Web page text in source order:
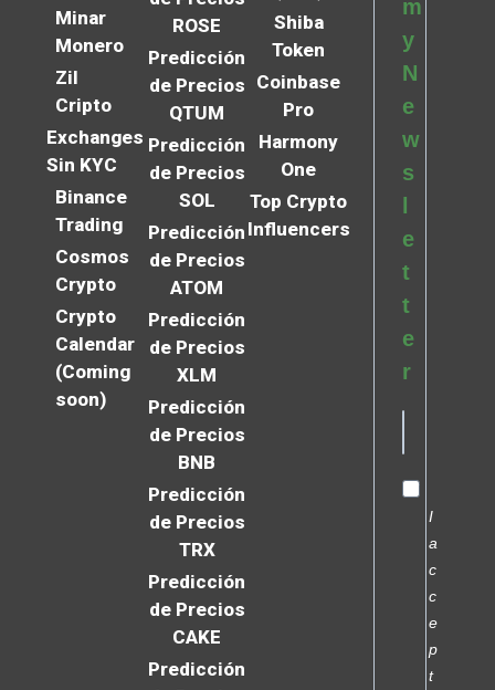
Minar
Monero
Zil
Cripto
Exchanges
Sin KYC
Binance
Trading
Cosmos
Crypto
Crypto
Calendar
(Coming
soon)
ROSE
Predicción
de Precios
QTUM
Predicción
de Precios
SOL
Predicción
de Precios
ATOM
Predicción
de Precios
XLM
Predicción
de Precios
BNB
Predicción
de Precios
TRX
Predicción
de Precios
CAKE
Predicción
Shiba
Token
Coinbase
Pro
Harmony
One
Top Crypto
Influencers
m
y
N
e
w
s
l
e
t
t
e
r
I
a
c
c
e
p
t